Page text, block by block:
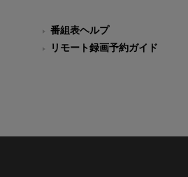
番組表ヘルプ
リモート録画予約ガイド